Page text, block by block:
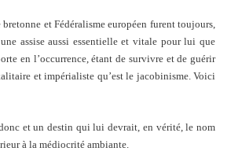
et Fédéralisme européen furent toujours,
assise aussi essentielle et vitale pour lui que
en l’occurrence, étant de survivre et de guérir
et impérialiste qu’est le jacobinisme. Voici
et un destin qui lui devrait, en vérité, le nom
à la médiocrité ambiante.